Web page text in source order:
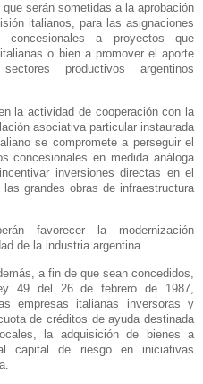
serán sometidas a la aprobación
italianos, para las asignaciones
concesionales a proyectos que
o bien a promover el aporte
productivos argentinos
la actividad de cooperación con la
asociativa particular instaurada
se compromete a perseguir el
concesionales en medida análoga
inversiones directas en el
grandes obras de infraestructura
favorecer la modernización
de la industria argentina.
a fin de que sean concedidos,
49 del 26 de febrero de 1987,
empresas italianas inversoras y
de créditos de ayuda destinada
la adquisición de bienes a
capital de riesgo en iniciativas